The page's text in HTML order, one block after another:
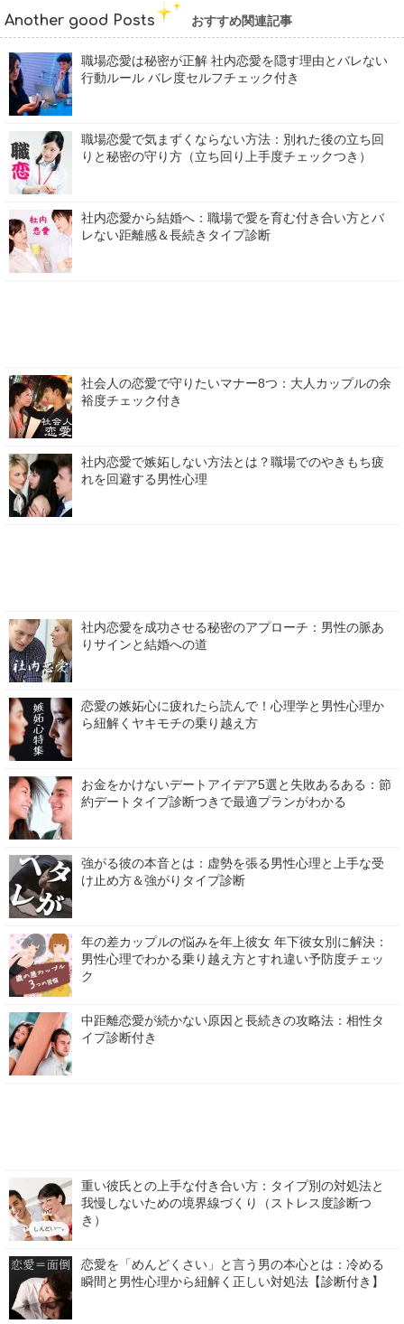
Another good Posts おすすめ関連記事
職場恋愛は秘密が正解 社内恋愛を隠す理由とバレない
行動ルール バレ度セルフチェック付き
職場恋愛で気まずくならない方法：別れた後の立ち回
りと秘密の守り方（立ち回り上手度チェックつき）
社内恋愛から結婚へ：職場で愛を育む付き合い方とバ
レない距離感＆長続きタイプ診断
社会人の恋愛で守りたいマナー8つ：大人カップルの余
裕度チェック付き
社内恋愛で嫉妬しない方法とは？職場でのやきもち疲
れを回避する男性心理
社内恋愛を成功させる秘密のアプローチ：男性の脈あ
りサインと結婚への道
恋愛の嫉妬心に疲れたら読んで！心理学と男性心理か
ら紐解くヤキモチの乗り越え方
お金をかけないデートアイデア5選と失敗あるある：節
約デートタイプ診断つきで最適プランがわかる
強がる彼の本音とは：虚勢を張る男性心理と上手な受
け止め方＆強がりタイプ診断
年の差カップルの悩みを年上彼女 年下彼女別に解決：
男性心理でわかる乗り越え方とすれ違い予防度チェッ
ク
中距離恋愛が続かない原因と長続きの攻略法：相性タ
イプ診断付き
重い彼氏との上手な付き合い方：タイプ別の対処法と
我慢しないための境界線づくり（ストレス度診断つ
き）
恋愛を「めんどくさい」と言う男の本心とは：冷める
瞬間と男性心理から紐解く正しい対処法【診断付き】